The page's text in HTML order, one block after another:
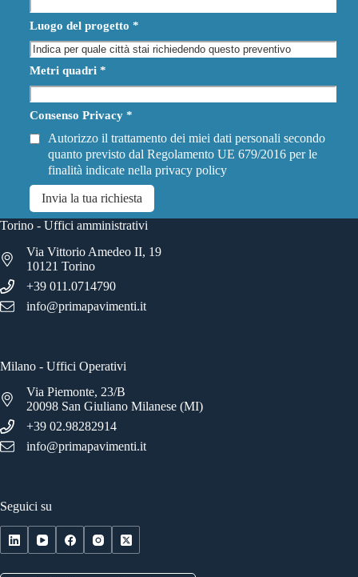
Luogo del progetto *
Metri quadri *
Consenso Privacy *
Autorizzo il trattamento dei miei dati personali secondo
quanto previsto dal Regolamento UE 679/2016 per le
finalità indicate nella privacy policy
Invia la tua richiesta
Torino - Uffici amministrativi
Via Vittorio Amedeo II, 19
10121 Torino
+39 011.0714790
info@primapavimenti.it
Milano - Uffici Operativi
Via Piemonte, 23/B
20098 San Giuliano Milanese (MI)
+39 02.98282914
info@primapavimenti.it
Seguici su